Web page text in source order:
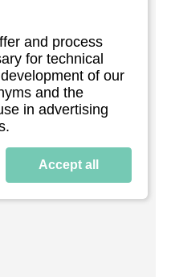
Ansehen
and process
for technical
of our
and the
in advertising
Accept all